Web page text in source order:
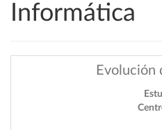
Informática
Evolución